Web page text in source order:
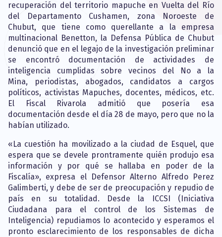
recuperación del territorio mapuche en Vuelta del Río
del Departamento Cushamen, zona Noroeste de
Chubut, que tiene como querellante a la empresa
multinacional Benetton, la Defensa Pública de Chubut
denunció que en el legajo de la investigación preliminar
se encontró documentación de actividades de
inteligencia cumplidas sobre vecinos del No a la
Mina, periodistas, abogados, candidatos a cargos
políticos, activistas Mapuches, docentes, médicos, etc.
El Fiscal Rivarola admitió que posería esa
documentación desde el día 28 de mayo, pero que no la
habían utilizado.
«La cuestión ha movilizado a la ciudad de Esquel, que
espera que se devele prontramente quién produjo esa
información y por qué se hallaba en poder de la
Fiscalía», expresa el Defensor Alterno Alfredo Perez
Galimberti, y debe de ser de preocupación y repudio de
país en su totalidad. Desde la ICCSI (Iniciativa
Ciudadana para el control de los Sistemas de
Inteligencia) repudiamos lo acontecido y esperamos el
pronto esclarecimiento de los responsables de dicha